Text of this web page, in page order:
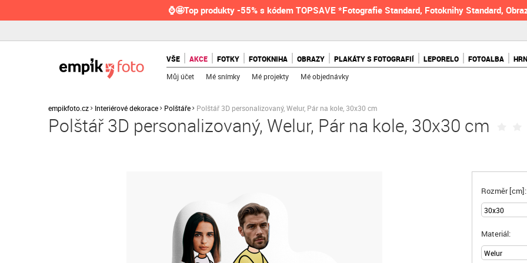
⌚🤩Top produkty -55% s kódem TOPSAVE *Fotografie Standard, Fotoknihy Standard,
VŠE AKCE FOTKY FOTOKNIHA OBRAZY PLAKÁTY S FOTOGRAFIÍ LEPORELO FOTOALBA
Můj účet
Mé snímky Mé projekty Mé objednávky
empikfoto.cz Interiérové dekorace Polštáře Polštář 3D personalizovaný, Welur, Pár na kole, 30x30 cm
Polštář 3D personalizovaný, Welur, Pár na kole, 30x30 cm
Rozměr [cm]:
Materiál: